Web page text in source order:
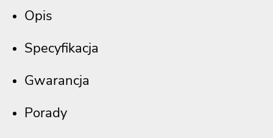
Opis
Specyfikacja
Gwarancja
Porady